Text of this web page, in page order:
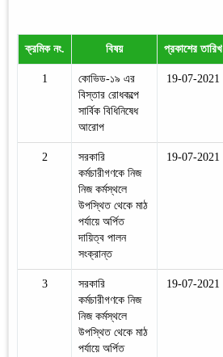
ক্রমিক নং. বিষয় প্রকাশের তারিখ
1
কোভিড-১৯ এর
বিস্তার রোধকল্পে
সার্বিক বিধিনিষেধ
আরোপ
19-07-2021
2
সরকারি
কর্মচারীগণকে নিজ
নিজ কর্মস্থলে
উপস্থিত থেকে মাঠ
পর্যায়ে অর্পিত
দায়িত্ব পালন
সংক্রান্ত
19-07-2021
3
সরকারি
কর্মচারীগণকে নিজ
নিজ কর্মস্থলে
উপস্থিত থেকে মাঠ
পর্যায়ে অর্পিত
19-07-2021